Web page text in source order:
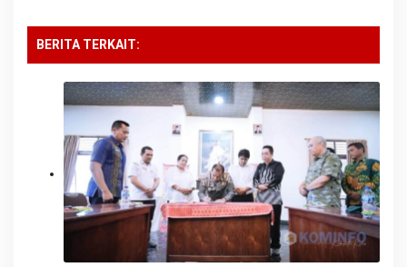
BERITA TERKAIT: